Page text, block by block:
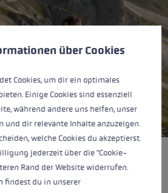
bâtons de trail running
nordique : quelle est
cookies
give you the best possible experience.
über Cookies
Cookies, um dir ein optimales
Einige Cookies sind essenziell
während andere uns helfen, unser
und dir relevante Inhalte anzuzeigen.
welche Cookies du akzeptierst.
jederzeit über die "Cookie-
Rand der Website widerrufen.
findest du in unserer